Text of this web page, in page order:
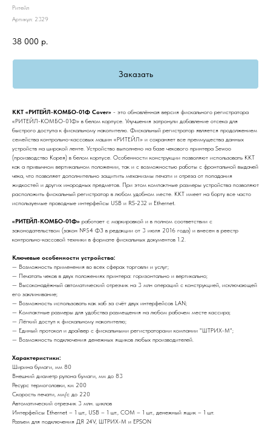
Ритейл
Артикул: 2329
38 000 р.
Заказать
ККТ «РИТЕЙЛ-КОМБО-01Ф Cover» - это обновлённая версия фискального регистратора
«РИТЕЙЛ-КОМБО-01Ф» в белом корпусе. Улучшения затронули добавление отсека для
быстрого доступа к фискальному накопителю. Фискальный регистратор является продолжением
семейства контрольно-кассовых машин «РИТЕЙЛ» и сохраняет все преимущества данных
устройств на широкой ленте. Устройство выполнено на базе чекового принтера Sewoo
(производство Корея) в белом корпусе. Особенности конструкции позволяют использовать ККТ
как а привычном вертикальном положении, так и с возможностью работы с фронтальной выдачей
чека, что позволяет дополнительно защитить механизмы печати и отреза от попадания
жидкостей и других инородных предметов. При этом компактные размеры устройства позволяют
расположить фискальный регистратор в любом удобном месте. ККТ имеет на борту все часто
используемые проводные интерфейсы USB и RS-232 и Ethernet.
«РИТЕЙЛ-КОМБО-01Ф» работает с маркировкой и в полном соответствии с
законодательством (закон №54 ФЗ в редакции от 3 июля 2016 года) и внесен в реестр
контрольно-кассовой техники в формате фискальных документов 1.2.
Ключевые особенности устройства:
— Возможность применения во всех сферах торговли и услуг;
— Печатать чеков в двух положениях принтера: горизонтально и вертикально;
— Высоконадёжный автоматический отрезчик на 3 млн операций с конструкцией, исключающей
его заклинивание;
— Возможность использовать как хаб за счёт двух интерфейсов LAN;
— Компактные размеры для удобства размещения на любом рабочем месте кассира;
— Лёгкий доступ к фискальному накопителю;
— Единый протокол и драйвер с фискальными регистраторами компании "ШТРИХ-М";
— Возможность подключения денежных ящиков любых производителей.
Характеристики:
Ширина бумаги, мм 80
Внешний диаметр рулона бумаги, мм до 83
Ресурс термоголовки, км 200
Скорость печати, мм/с до 220
Автоматический отрезчик 3 млн. циклов
Интерфейсы Ethernet – 1 шт., USB – 1 шт., COM – 1 шт., денежный ящик – 1 шт.
Разъем для подключения ДЯ 24V, ШТРИХ-М и EPSON